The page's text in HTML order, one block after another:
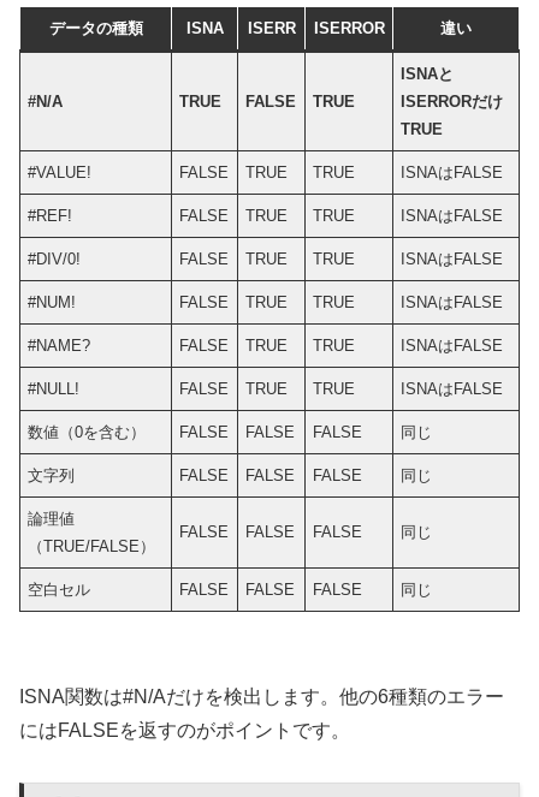
データの種類 ISNA ISERR ISERROR 違い
#N/A TRUE FALSE TRUE
ISNAと
ISERRORだけ
TRUE
#VALUE! FALSE TRUE TRUE ISNAはFALSE
#REF! FALSE TRUE TRUE ISNAはFALSE
#DIV/0! FALSE TRUE TRUE ISNAはFALSE
#NUM! FALSE TRUE TRUE ISNAはFALSE
#NAME? FALSE TRUE TRUE ISNAはFALSE
#NULL! FALSE TRUE TRUE ISNAはFALSE
数値（0を含む） FALSE FALSE FALSE 同じ
文字列 FALSE FALSE FALSE 同じ
論理値
（TRUE/FALSE）
FALSE FALSE FALSE 同じ
空白セル FALSE FALSE FALSE 同じ
ISNA関数は#N/Aだけを検出します。他の6種類のエラー
にはFALSEを返すのがポイントです。